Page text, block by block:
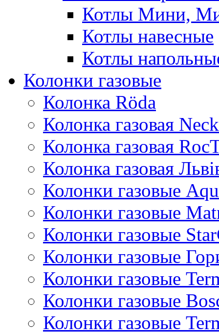
Котлы Мини,
Котлы навесные
Котлы
Колонки газовые
Колонка Rӧda
Колонка газовая
Колонка газовая
Колонка газовая
Колонки газовые
Колонки газовые
Колонки газовые
Колонки газовые
Колонки газовые
Колонки газовые
Колонки газовые